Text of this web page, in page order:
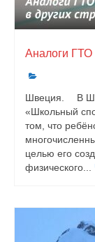
Аналоги ГТО
Швеция. ⠀ В
«Школьный
том, что
целью его
физического...